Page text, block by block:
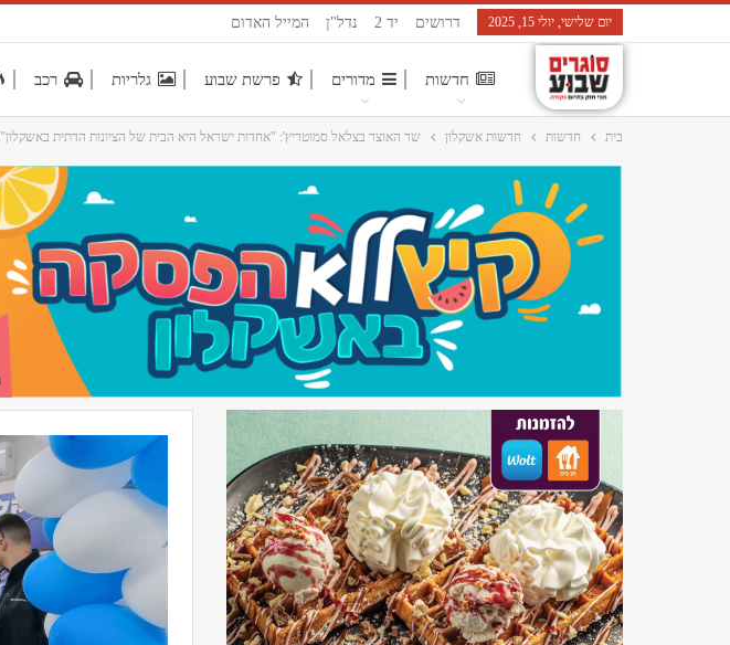
יום שלישי, יולי 15, 2025 דרושים יד 2 נדל"ן המייל האדום
חדשות מדורים פרשת שבוע גלריות רכב
בית חדשות חדשות אשקלון שר האוצר בצלאל סמוטריץ': "אחדות ישראל היא הבית של הציונות הדתית באשקלון"